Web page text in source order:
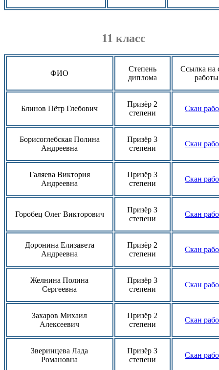
11 класс
ФИО
Степень
диплома
Ссылка на
работы
Блинов Пётр Глебович
Призёр 2
степени
Скан
Борисоглебская Полина
Андреевна
Призёр 3
степени
Скан
Галяева Виктория
Андреевна
Призёр 3
степени
Скан
Горобец Олег Викторович
Призёр 3
степени
Скан
Доронина Елизавета
Андреевна
Призёр 2
степени
Скан
Желнина Полина
Сергеевна
Призёр 3
степени
Скан
Захаров Михаил
Алексеевич
Призёр 2
степени
Скан
Зверинцева Лада
Романовна
Призёр 3
степени
Скан